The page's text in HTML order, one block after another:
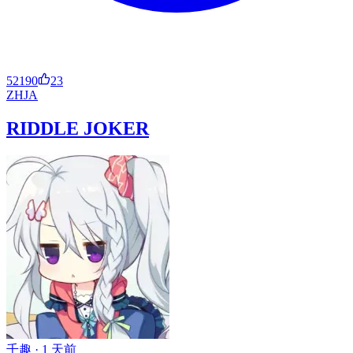
52190
23
ZHJA
RIDDLE JOKER
千趣 · 1 天前